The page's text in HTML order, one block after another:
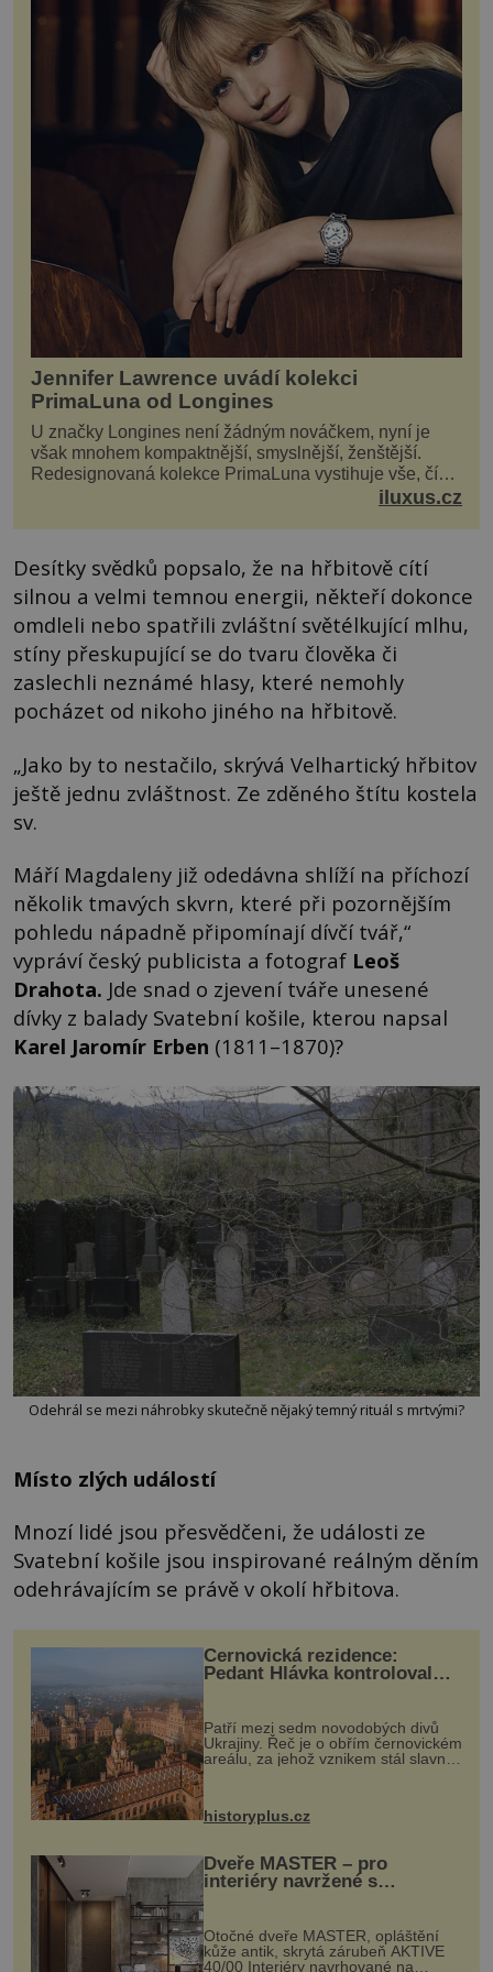
Jennifer Lawrence uvádí kolekci
PrimaLuna od Longines
U značky Longines není žádným nováčkem, nyní je
však mnohem kompaktnější, smyslnější, ženštější.
Redesignovaná kolekce PrimaLuna vystihuje vše, čím
je značka Longines dnes a čím byla i před sto dvacet...
iluxus.cz
Desítky svědků popsalo, že na hřbitově cítí
silnou a velmi temnou energii, někteří dokonce
omdleli nebo spatřili zvláštní světélkující mlhu,
stíny přeskupující se do tvaru člověka či
zaslechli neznámé hlasy, které nemohly
pocházet od nikoho jiného na hřbitově.
„Jako by to nestačilo, skrývá Velhartický hřbitov
ještě jednu zvláštnost. Ze zděného štítu kostela
sv.
Máří Magdaleny již odedávna shlíží na příchozí
několik tmavých skvrn, které při pozornějším
pohledu nápadně připomínají dívčí tvář,“
vypráví český publicista a fotograf Leoš
Drahota. Jde snad o zjevení tváře unesené
dívky z balady Svatební košile, kterou napsal
Karel Jaromír Erben (1811–1870)?
Odehrál se mezi náhrobky skutečně nějaký temný rituál s mrtvými?
Místo zlých událostí
Mnozí lidé jsou přesvědčeni, že události ze
Svatební košile jsou inspirované reálným děním
odehrávajícím se právě v okolí hřbitova.
Černovická rezidence:
Pedant Hlávka kontroloval
Patří mezi sedm novodobých divů
Ukrajiny. Řeč je o obřím černovickém
areálu, za jehož vznikem stál slavný
český architekt Josef Hlávka. Ten si
na něm dal mimořádně záležet. Jeho
stavební plány by při ...
historyplus.cz
Dveře MASTER – pro
interiéry navržené s
rozumem i vášní!
Otočné dveře MASTER, opláštění
kůže antik, skrytá zárubeň AKTIVE
40/00 Interiéry navrhované na